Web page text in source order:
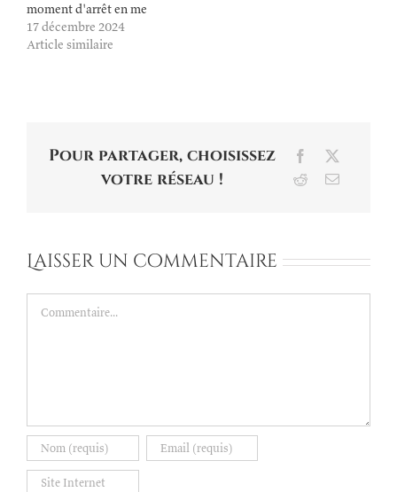
moment d'arrêt en me
demandant ce qu'il a bien
pu encore faire.
17 décembre 2024
Article similaire
Pour partager, choisissez
votre réseau !
Facebook
RedditEmail
Laisser un commentaire
Commentaire